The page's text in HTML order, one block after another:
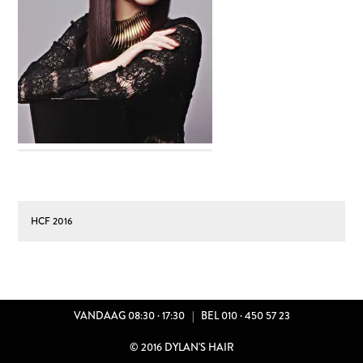
ILIA Beauty
Humanohair
VACATURES
HCF 2016
VANDAAG 08:30 · 17:30| BEL 010 · 450 57 23
© 2016 DYLAN'S HAIR